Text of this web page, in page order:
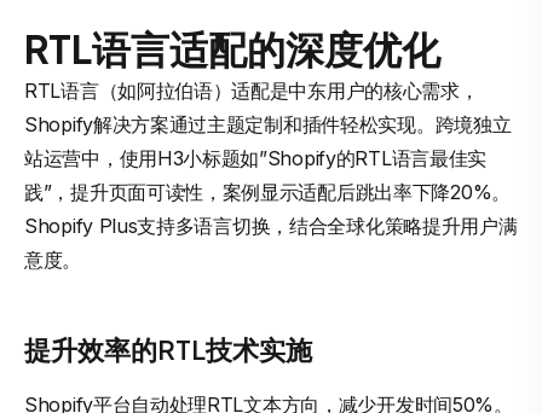
RTL语言适配的深度优化
RTL语言（如阿拉伯语）适配是中东用户的核心需求，
Shopify解决方案通过主题定制和插件轻松实现。跨境独立
站运营中，使用H3小标题如”Shopify的RTL语言最佳实
践”，提升页面可读性，案例显示适配后跳出率下降20%。
Shopify Plus支持多语言切换，结合全球化策略提升用户满
意度。
提升效率的RTL技术实施
Shopify平台自动处理RTL文本方向，减少开发时间50%。